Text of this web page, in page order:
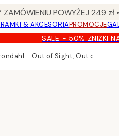
POWYŻEJ 249
RAMKI & AKCESORIAPROMOCJE
SALE - 50% ZNIŻKI
- Out of Sight, Out of Mind